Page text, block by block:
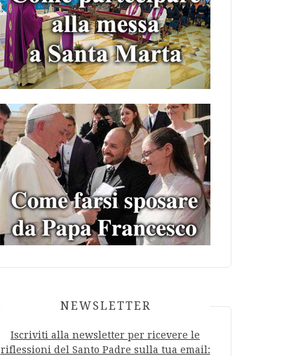
NEWSLETTER
Iscriviti alla newsletter per ricevere le
riflessioni del Santo Padre sulla tua email: